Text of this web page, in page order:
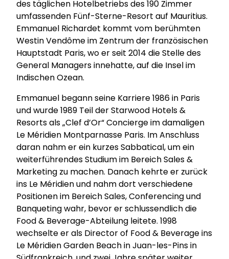
des täglichen Hotelbetriebs des 190 Zimmer
umfassenden Fünf-Sterne-Resort auf Mauritius.
Emmanuel Richardet kommt vom berühmten
Westin Vendôme im Zentrum der französischen
Hauptstadt Paris, wo er seit 2014 die Stelle des
General Managers innehatte, auf die Insel im
Indischen Ozean.
Emmanuel begann seine Karriere 1986 in Paris
und wurde 1989 Teil der Starwood Hotels &
Resorts als „Clef d’Or“ Concierge im damaligen
Le Méridien Montparnasse Paris. Im Anschluss
daran nahm er ein kurzes Sabbatical, um ein
weiterführendes Studium im Bereich Sales &
Marketing zu machen. Danach kehrte er zurück
ins Le Méridien und nahm dort verschiedene
Positionen im Bereich Sales, Conferencing und
Banqueting wahr, bevor er schlussendlich die
Food & Beverage-Abteilung leitete. 1998
wechselte er als Director of Food & Beverage ins
Le Méridien Garden Beach in Juan-les-Pins in